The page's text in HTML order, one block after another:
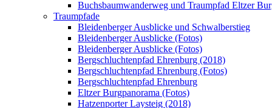
Buchsbaumwanderweg und Traumpfad Eltzer
Traumpfade
Bleidenberger Ausblicke und Schwalberstieg
Bleidenberger Ausblicke (Fotos)
Bleidenberger Ausblicke (Fotos)
Bergschluchtenpfad Ehrenburg (2018)
Bergschluchtenpfad Ehrenburg (Fotos)
Bergschluchtenpfad Ehrenburg
Eltzer Burgpanorama (Fotos)
Hatzenporter Laysteig (2018)